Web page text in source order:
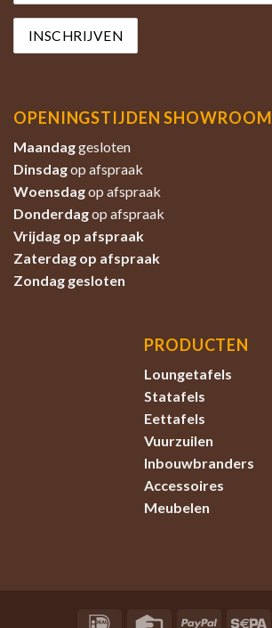
OPENINGSTIJDEN SHOWROOM
Maandaggesloten
Dinsdagop afspraak
Woensdagop afspraak
Donderdagop afspraak
Vrijdag op afspraak
Zaterdag op afspraak
Zondag gesloten
PRODUCTEN
Loungetafels
Statafels
Eettafels
Vuurzuilen
Inbouwbranders
Accessoires
Meubelen